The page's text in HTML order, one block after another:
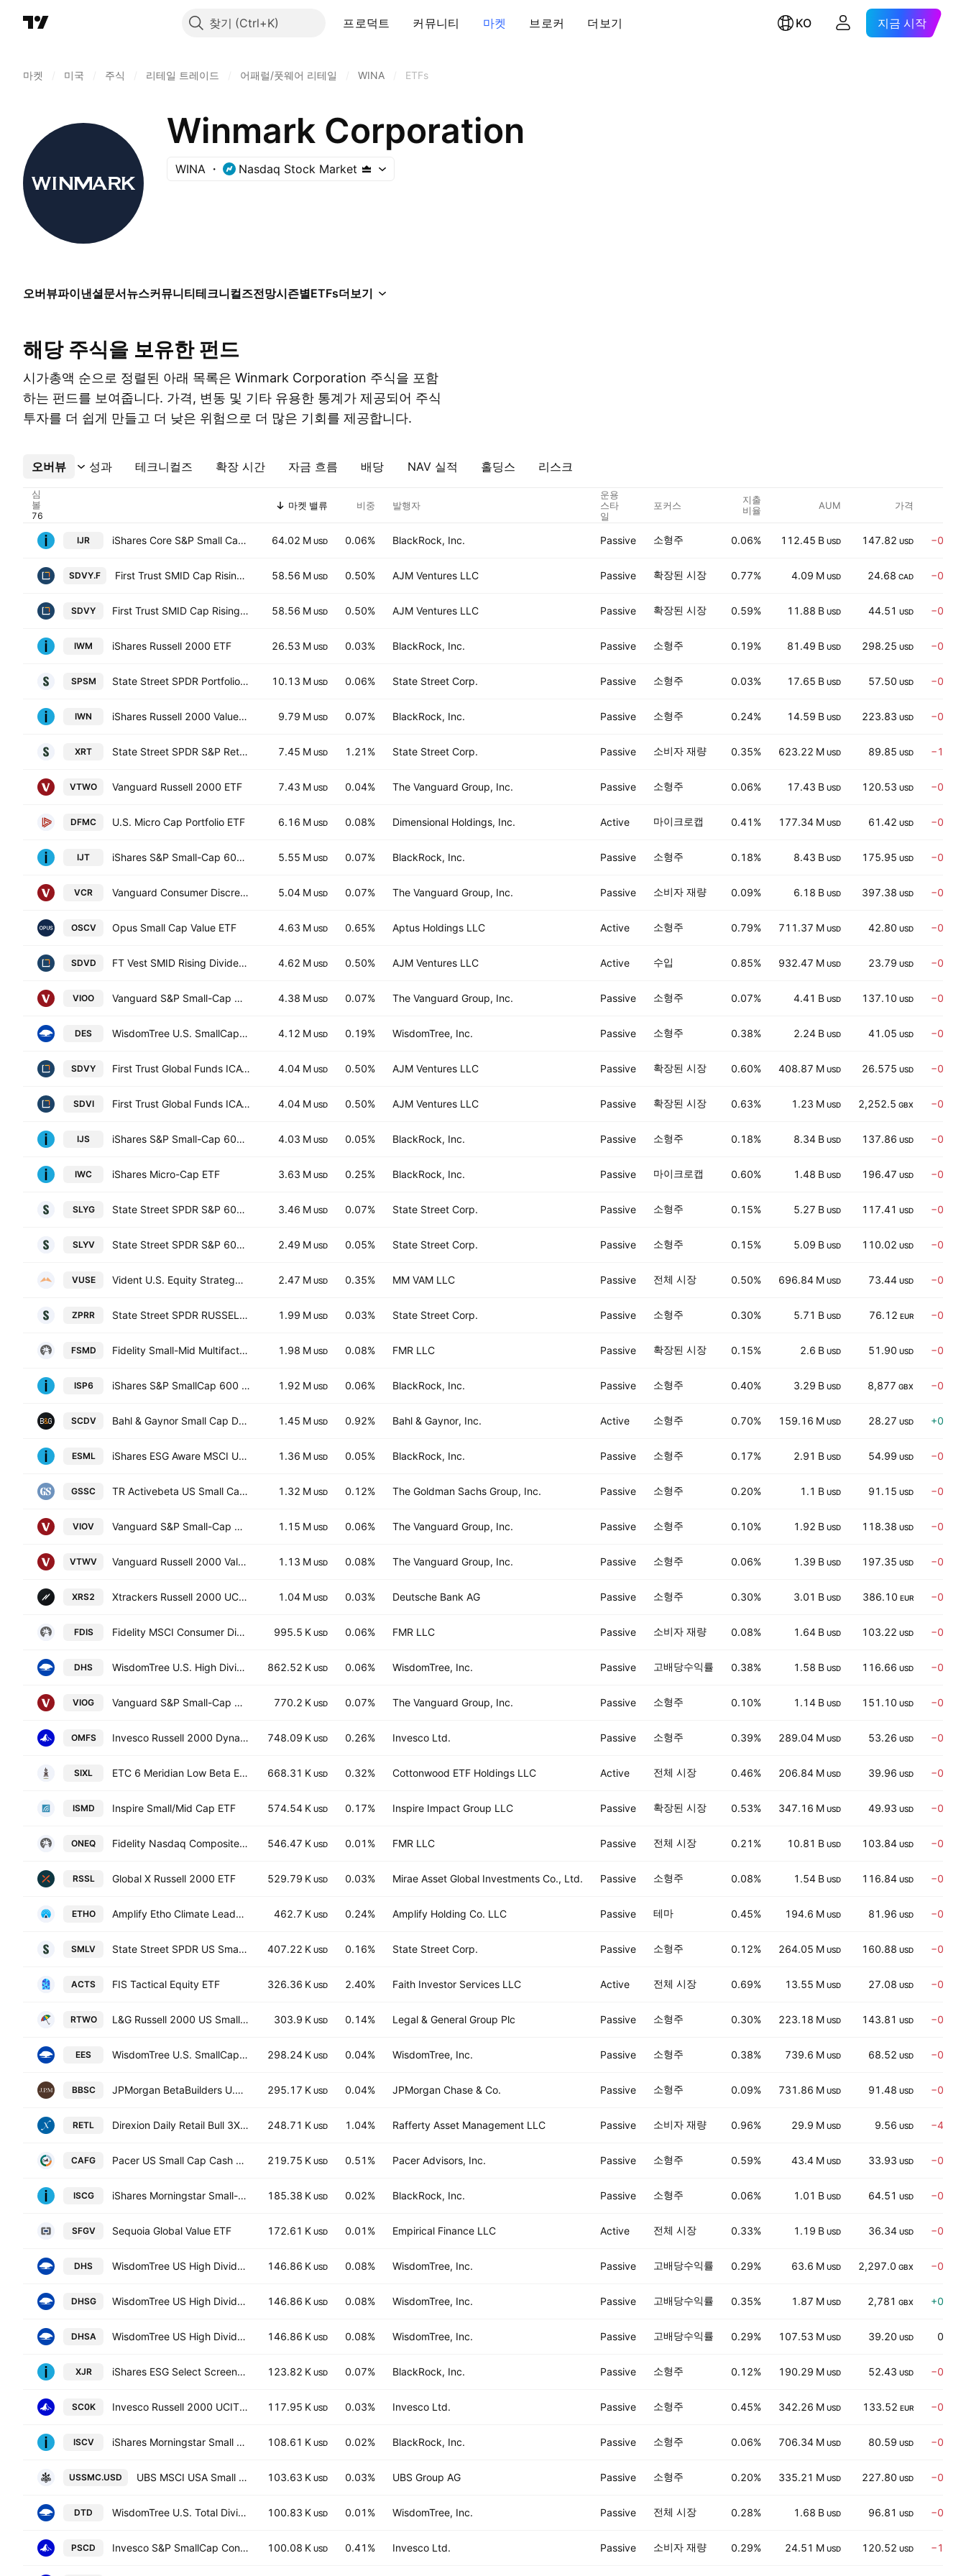
찾기 프로덕트 커뮤니티 마켓 브로커 더보기 KO 지금 시작
마켓 미국 주식 리테일 트레이드 어패럴/풋웨어 리테일 WINA ETFs
Winmark Corporation
WINA Nasdaq Stock Market
오버뷰파이낸셜문서뉴스커뮤니티테크니컬즈전망시즌별ETFs더보기
해당 주식을 보유한 펀드
시가총액 순으로 정렬된 아래 목록은 Winmark Corporation 주식을 포함
하는 펀드를 보여줍니다. 가격, 변동 및 기타 유용한 통계가 제공되어 주식
투자를 더 쉽게 만들고 더 낮은 위험으로 더 많은 기회를 제공합니다.
오버뷰 성과 테크니컬즈 확장 시간 자금 흐름 배당 NAV 실적 홀딩스 리스크
더보기
심
볼
마켓 밸류 비중 발행자
운용
스타
일
포커스
지출
비율
AUM 가격
IJR iShares Core S&P Small Cap ETF 64.02 M USD 0.06% BlackRock, Inc. Passive 소형주 0.06% 112.45 B USD 147.82 USD
SDVY.F First Trust SMID Cap Rising Dividend Achievers ETF Trust Unit -Hedged- 58.56 M USD 0.50% AJM Ventures LLC Passive 확장된 시장 0.77% 4.09 M USD 24.68 CAD
SDVY First Trust SMID Cap Rising Dividend Achievers ETF 58.56 M USD 0.50% AJM Ventures LLC Passive 확장된 시장 0.59% 11.88 B USD 44.51 USD
IWM iShares Russell 2000 ETF 26.53 M USD 0.03% BlackRock, Inc. Passive 소형주 0.19% 81.49 B USD 298.25 USD
SPSM State Street SPDR Portfolio S&P 600 Small Cap ETF 10.13 M USD 0.06% State Street Corp. Passive 소형주 0.03% 17.65 B USD 57.50 USD
IWN iShares Russell 2000 Value ETF 9.79 M USD 0.07% BlackRock, Inc. Passive 소형주 0.24% 14.59 B USD 223.83 USD
XRT State Street SPDR S&P Retail ETF 7.45 M USD 1.21% State Street Corp. Passive 소비자 재량 0.35% 623.22 M USD 89.85 USD
VTWO Vanguard Russell 2000 ETF 7.43 M USD 0.04% The Vanguard Group, Inc. Passive 소형주 0.06% 17.43 B USD 120.53 USD
DFMC U.S. Micro Cap Portfolio ETF 6.16 M USD 0.08% Dimensional Holdings, Inc. Active 마이크로캡 0.41% 177.34 M USD 61.42 USD
IJT iShares S&P Small-Cap 600 Growth ETF 5.55 M USD 0.07% BlackRock, Inc. Passive 소형주 0.18% 8.43 B USD 175.95 USD
VCR Vanguard Consumer Discretionary ETF 5.04 M USD 0.07% The Vanguard Group, Inc. Passive 소비자 재량 0.09% 6.18 B USD 397.38 USD
OSCV Opus Small Cap Value ETF 4.63 M USD 0.65% Aptus Holdings LLC Active 소형주 0.79% 711.37 M USD 42.80 USD
SDVD FT Vest SMID Rising Dividend Achievers Target Income ETF 4.62 M USD 0.50% AJM Ventures LLC Active 수입 0.85% 932.47 M USD 23.79 USD
VIOO Vanguard S&P Small-Cap 600 ETF 4.38 M USD 0.07% The Vanguard Group, Inc. Passive 소형주 0.07% 4.41 B USD 137.10 USD
DES WisdomTree U.S. SmallCap Dividend Fund 4.12 M USD 0.19% WisdomTree, Inc. Passive 소형주 0.38% 2.24 B USD 41.05 USD
SDVY First Trust Global Funds ICAV - First Trust Smid Rising Dividend Achievers Ucits ETF Accum A USD 4.04 M USD 0.50% AJM Ventures LLC Passive 확장된 시장 0.60% 408.87 M USD 26.575 USD
SDVI First Trust Global Funds ICAV - First Trust Smid Rising Dividend Achievers Ucits ETF B USD 4.04 M USD 0.50% AJM Ventures LLC Passive 확장된 시장 0.63% 1.23 M USD 2,252.5 GBX
IJS iShares S&P Small-Cap 600 Value ETF 4.03 M USD 0.05% BlackRock, Inc. Passive 소형주 0.18% 8.34 B USD 137.86 USD
IWC iShares Micro-Cap ETF 3.63 M USD 0.25% BlackRock, Inc. Passive 마이크로캡 0.60% 1.48 B USD 196.47 USD
SLYG State Street SPDR S&P 600 Small Cap Growth ETF 3.46 M USD 0.07% State Street Corp. Passive 소형주 0.15% 5.27 B USD 117.41 USD
SLYV State Street SPDR S&P 600 Small Cap Value ETF 2.49 M USD 0.05% State Street Corp. Passive 소형주 0.15% 5.09 B USD 110.02 USD
VUSE Vident U.S. Equity Strategy ETF 2.47 M USD 0.35% MM VAM LLC Passive 전체 시장 0.50% 696.84 M USD 73.44 USD
ZPRR State Street SPDR RUSSELL 2000 U.S. SMALL CAP UCITS ETF Accum Ptg USD 1.99 M USD 0.03% State Street Corp. Passive 소형주 0.30% 5.71 B USD 76.12 EUR
FSMD Fidelity Small-Mid Multifactor ETF 1.98 M USD 0.08% FMR LLC Passive 확장된 시장 0.15% 2.6 B USD 51.90 USD
ISP6 iShares S&P SmallCap 600 UCITS ETF USD 1.92 M USD 0.06% BlackRock, Inc. Passive 소형주 0.40% 3.29 B USD 8,877 GBX
SCDV Bahl & Gaynor Small Cap Dividend ETF 1.45 M USD 0.92% Bahl & Gaynor, Inc. Active 소형주 0.70% 159.16 M USD 28.27 USD
ESML iShares ESG Aware MSCI USA Small-Cap ETF 1.36 M USD 0.05% BlackRock, Inc. Passive 소형주 0.17% 2.91 B USD 54.99 USD
GSSC TR Activebeta US Small Cap Equity ETF 1.32 M USD 0.12% The Goldman Sachs Group, Inc. Passive 소형주 0.20% 1.1 B USD 91.15 USD
VIOV Vanguard S&P Small-Cap 600 Value ETF 1.15 M USD 0.06% The Vanguard Group, Inc. Passive 소형주 0.10% 1.92 B USD 118.38 USD
VTWV Vanguard Russell 2000 Value ETF 1.13 M USD 0.08% The Vanguard Group, Inc. Passive 소형주 0.06% 1.39 B USD 197.35 USD
XRS2 Xtrackers Russell 2000 UCITS ETF 1.04 M USD 0.03% Deutsche Bank AG Passive 소형주 0.30% 3.01 B USD 386.10 EUR
FDIS Fidelity MSCI Consumer Discretionary Index ETF 995.5 K USD 0.06% FMR LLC Passive 소비자 재량 0.08% 1.64 B USD 103.22 USD
DHS WisdomTree U.S. High Dividend Fund 862.52 K USD 0.06% WisdomTree, Inc. Passive 고배당수익률 0.38% 1.58 B USD 116.66 USD
VIOG Vanguard S&P Small-Cap 600 Growth ETF 770.2 K USD 0.07% The Vanguard Group, Inc. Passive 소형주 0.10% 1.14 B USD 151.10 USD
OMFS Invesco Russell 2000 Dynamic Multifactor ETF 748.09 K USD 0.26% Invesco Ltd. Passive 소형주 0.39% 289.04 M USD 53.26 USD
SIXL ETC 6 Meridian Low Beta Equity ETF 668.31 K USD 0.32% Cottonwood ETF Holdings LLC Active 전체 시장 0.46% 206.84 M USD 39.96 USD
ISMD Inspire Small/Mid Cap ETF 574.54 K USD 0.17% Inspire Impact Group LLC Passive 확장된 시장 0.53% 347.16 M USD 49.93 USD
ONEQ Fidelity Nasdaq Composite Index ETF 546.47 K USD 0.01% FMR LLC Passive 전체 시장 0.21% 10.81 B USD 103.84 USD
RSSL Global X Russell 2000 ETF 529.79 K USD 0.03% Mirae Asset Global Investments Co., Ltd. Passive 소형주 0.08% 1.54 B USD 116.84 USD
ETHO Amplify Etho Climate Leadership U.S. ETF 462.7 K USD 0.24% Amplify Holding Co. LLC Passive 테마 0.45% 194.6 M USD 81.96 USD
SMLV State Street SPDR US Small Cap Low Volatility Index ETF 407.22 K USD 0.16% State Street Corp. Passive 소형주 0.12% 264.05 M USD 160.88 USD
ACTS FIS Tactical Equity ETF 326.36 K USD 2.40% Faith Investor Services LLC Active 전체 시장 0.69% 13.55 M USD 27.08 USD
RTWO L&G Russell 2000 US Small Cap Quality UCITS ETF 303.9 K USD 0.14% Legal & General Group Plc Passive 소형주 0.30% 223.18 M USD 143.81 USD
EES WisdomTree U.S. SmallCap Fund 298.24 K USD 0.04% WisdomTree, Inc. Passive 소형주 0.38% 739.6 M USD 68.52 USD
BBSC JPMorgan BetaBuilders U.S. Small Cap Equity Fund 295.17 K USD 0.04% JPMorgan Chase & Co. Passive 소형주 0.09% 731.86 M USD 91.48 USD
RETL Direxion Daily Retail Bull 3X ETF 248.71 K USD 1.04% Rafferty Asset Management LLC Passive 소비자 재량 0.96% 29.9 M USD 9.56 USD
CAFG Pacer US Small Cap Cash Cows Growth Leaders ETF 219.75 K USD 0.51% Pacer Advisors, Inc. Passive 소형주 0.59% 43.4 M USD 33.93 USD
ISCG iShares Morningstar Small-Cap Growth ETF 185.38 K USD 0.02% BlackRock, Inc. Passive 소형주 0.06% 1.01 B USD 64.51 USD
SFGV Sequoia Global Value ETF 172.61 K USD 0.01% Empirical Finance LLC Active 전체 시장 0.33% 1.19 B USD 36.34 USD
DHS WisdomTree US High Dividend UCITS ETF USD 146.86 K USD 0.08% WisdomTree, Inc. Passive 고배당수익률 0.29% 63.6 M USD 2,297.0 GBX
DHSG WisdomTree US High Dividend UCITS ETF Accum Hedged GBP 146.86 K USD 0.08% WisdomTree, Inc. Passive 고배당수익률 0.35% 1.87 M USD 2,781 GBX
DHSA WisdomTree US High Dividend UCITS ETF Accum USD 146.86 K USD 0.08% WisdomTree, Inc. Passive 고배당수익률 0.29% 107.53 M USD 39.20 USD
XJR iShares ESG Select Screened S&P Small-Cap ETF 123.82 K USD 0.07% BlackRock, Inc. Passive 소형주 0.12% 190.29 M USD 52.43 USD
SC0K Invesco Russell 2000 UCITS ETF 117.95 K USD 0.03% Invesco Ltd. Passive 소형주 0.45% 342.26 M USD 133.52 EUR
ISCV iShares Morningstar Small Cap Value ETF 108.61 K USD 0.02% BlackRock, Inc. Passive 소형주 0.06% 706.34 M USD 80.59 USD
USSMC.USD UBS MSCI USA Small Cap Selection UCITS ETF Accum USD 103.63 K USD 0.03% UBS Group AG Passive 소형주 0.20% 335.21 M USD 227.80 USD
DTD WisdomTree U.S. Total Dividend Fund 100.83 K USD 0.01% WisdomTree, Inc. Passive 전체 시장 0.28% 1.68 B USD 96.81 USD
PSCD Invesco S&P SmallCap Consumer Discretionary ETF 100.08 K USD 0.41% Invesco Ltd. Passive 소비자 재량 0.29% 24.51 M USD 120.52 USD